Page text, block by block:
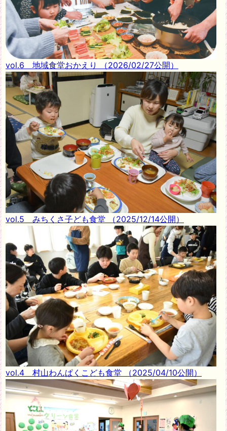
vol.6 地域食堂おかえり （2026/02/27公開）
vol.5 みちくさ子ども食堂 （2025/12/14公開）
vol.4 村山わんぱくこども食堂 （2025/04/10公開）